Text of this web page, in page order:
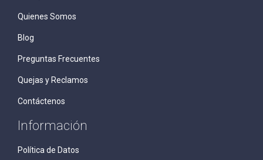
Quienes Somos
Blog
Preguntas Frecuentes
Quejas y Reclamos
Contáctenos
Información
Política de Datos